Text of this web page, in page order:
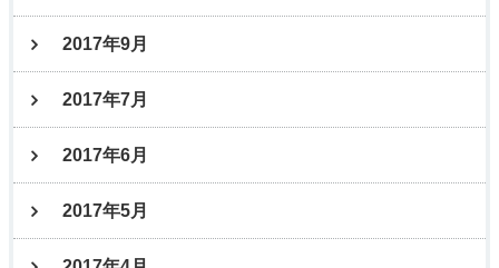
2017年9月
2017年7月
2017年6月
2017年5月